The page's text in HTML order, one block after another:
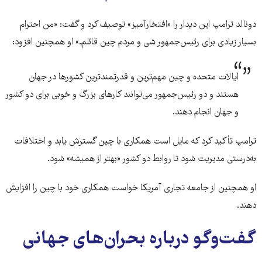
دونالد ترامپ این دیدار را «افتخارآمیز» توصیف کرد و گفت: «من احترام
بسیار زیادی برای رئیس‌جمهور شی و مردم چین قائلم.» او همچنین افزود:
ایالات متحده و چین مهم‌ترین و قدرتمندترین کشورها در جهان
هستند و دو رئیس‌جمهور می‌توانند کارهای بزرگ و خوبی برای دو کشور
و جهان انجام دهند.
ترامپ تأکید کرد که مایل است همکاری با چین گسترش یابد و اختلافات
به‌درستی مدیریت شود تا روابط دو کشور «بهتر از همیشه» شود.
او همچنین از جامعه تجاری آمریکا خواست همکاری خود با چین را افزایش
دهند.
گفت‌وگو درباره بحران‌های جهانی